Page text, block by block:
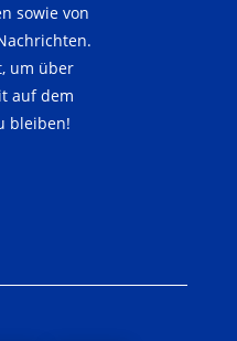
sowie von
um über
auf dem
bleiben!